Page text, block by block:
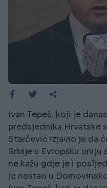
Ivan Tepeš, koji je
predsjednika Hrvatske
Starčević izjavio je da
Srbije u Evropsku uniju
ne kažu gdje je i
je nestao u